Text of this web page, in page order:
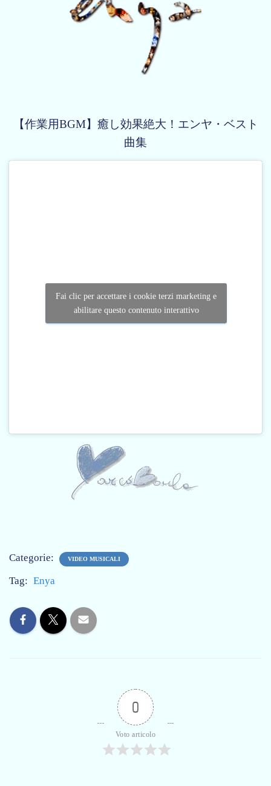
【作業用BGM】癒し効果絶大！エンヤ・ベスト
曲集
Fai clic per accettare i cookie terzi marketing e
abilitare questo contenuto interattivo
Categorie: VIDEO MUSICALI
Tag: Enya
0
Voto articolo